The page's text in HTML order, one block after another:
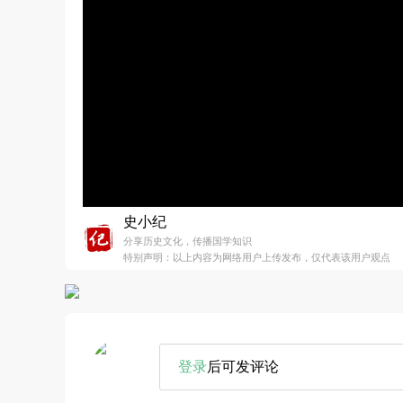
史小纪
分享历史文化，传播国学知识
特别声明：以上内容为网络用户上传发布，仅代表该用户观点
登录后可发评论